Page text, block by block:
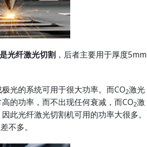
光纤激光切割 ，后者主要用于厚度5mm
光的系统可用于很大功率。而CO2激光
的功率，而不出现任何衰减，而CO2激
此光纤激光切割机可用的功率大很多。
差不多。